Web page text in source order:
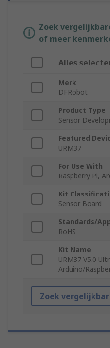
Zoek
of meer
Alles
Merk
DFRobot
Product Type
Sensor
Featured
URM37
For Use With
Raspberry Pi,
Kit
Sensor Board
Standards/
RoHS
Kit Name
URM37 V5.0
Arduino/
Zoek